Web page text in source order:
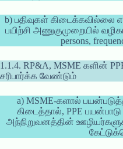
b) பதிவுகள் கிடைக்கவில்லை
பயிற்சி அணுகுமுறையில்
persons,
1.1.4. RP&A, MSME களின்
சரிபார்க்க வேண்டும்
a) MSME-களால்
கிடைத்தால், PPE பயன்பாடு
அந்நிறுவனத்தின்